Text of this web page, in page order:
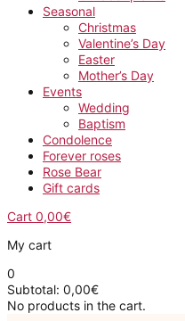
Seasonal
Christmas
Valentine’s Day
Easter
Mother’s Day
Events
Wedding
Baptism
Condolence
Forever roses
Rose Bear
Gift cards
Cart 0,00€
My cart
0
Subtotal: 0,00€
No products in the cart.